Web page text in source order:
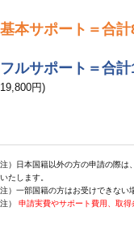
基本サポート＝合計
フルサポート＝合計
19,800円)
注）日本国籍以外の方の申請の際は
いたします。
注）一部国籍の方はお受けできない
注） 申請実費やサポート費用、取得